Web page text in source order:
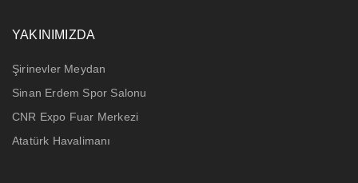
YAKINIMIZDA
Şirinevler Meydan
Sinan Erdem Spor Salonu
CNR Expo Fuar Merkezi
Atatürk Havalimanı